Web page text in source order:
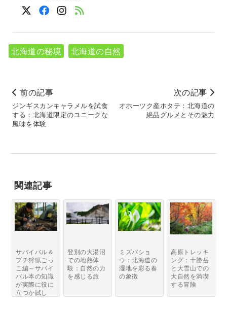
北海道の秘境 北海道の自然
前の記事
ジンギスカンキャラメルを試食
する：北海道限定のユニークな
風味を体験
次の記事
オホーツク産ホタテ：北海道の
絶品グルメとその魅力
関連記事
サバイバル＆
プチ狩猟ごっ
こ編～サバイ
バル本の知識
が実際に役に
立つか試し
登別の大湯沼
での地熱体
験：自然の力
を感じる旅
ミズバショ
ウ：北海道の
湿地を彩る春
の象徴
高原トレッキ
ング：十勝岳
と大雪山での
大自然を満喫
する冒険